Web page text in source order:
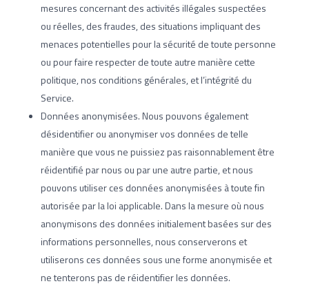
mesures concernant des activités illégales suspectées
ou réelles, des fraudes, des situations impliquant des
menaces potentielles pour la sécurité de toute personne
ou pour faire respecter de toute autre manière cette
politique, nos conditions générales, et l’intégrité du
Service.
Données anonymisées. Nous pouvons également
désidentifier ou anonymiser vos données de telle
manière que vous ne puissiez pas raisonnablement être
réidentifié par nous ou par une autre partie, et nous
pouvons utiliser ces données anonymisées à toute fin
autorisée par la loi applicable. Dans la mesure où nous
anonymisons des données initialement basées sur des
informations personnelles, nous conserverons et
utiliserons ces données sous une forme anonymisée et
ne tenterons pas de réidentifier les données.